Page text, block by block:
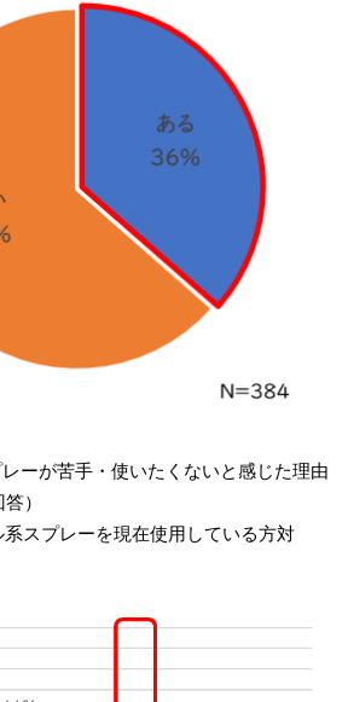
ーが苦手・使いたくないと感じた理由
）
スプレーを現在使用している方対